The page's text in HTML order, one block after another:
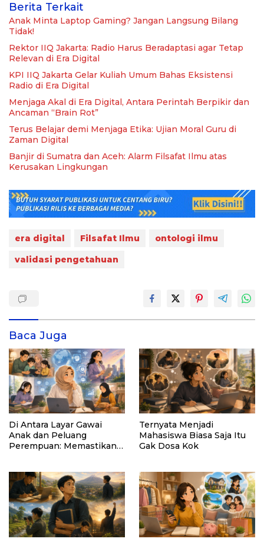
Berita Terkait
Anak Minta Laptop Gaming? Jangan Langsung Bilang
Tidak!
Rektor IIQ Jakarta: Radio Harus Beradaptasi agar Tetap
Relevan di Era Digital
KPI IIQ Jakarta Gelar Kuliah Umum Bahas Eksistensi
Radio di Era Digital
Menjaga Akal di Era Digital, Antara Perintah Berpikir dan
Ancaman “Brain Rot”
Terus Belajar demi Menjaga Etika: Ujian Moral Guru di
Zaman Digital
Banjir di Sumatra dan Aceh: Alarm Filsafat Ilmu atas
Kerusakan Lingkungan
era digital Filsafat Ilmu
ontologi ilmu
validasi pengetahuan
Baca Juga
Di Antara Layar Gawai
Anak dan Peluang
Perempuan: Memastikan
Ternyata Menjadi
Mahasiswa Biasa Saja Itu
Gak Dosa Kok